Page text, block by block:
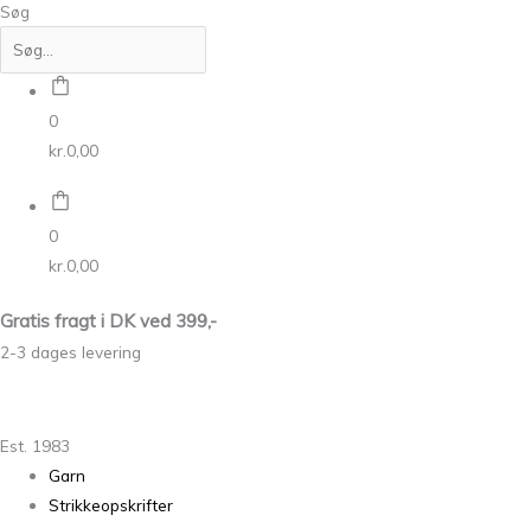
Søg
0
kr. 0,00
0
kr. 0,00
Gratis fragt i DK ved 399,-
2-3 dages levering
Est. 1983
Garn
Strikkeopskrifter